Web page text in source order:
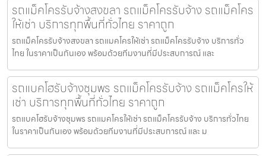
รถแม็คโครรับจ้างสงขลา รถแม็คโครรับจ้าง รถแม็คโคร
ให้เช่า บริการทุกพื้นที่ทั่วไทย ราคาถูก
รถแม็คโครรับจ้างสงขลา รถแมคโครให้เช่า รถแม็คโครรับจ้าง บริการทั่ว
ไทย ในราคาเป็นกันเอง พร้อมด้วยทีมงานที่มีประสบการณ์ และ
รถแบคโฮรับจ้างชุมพร รถแม็คโครรับจ้าง รถแม็คโครให้
เช่า บริการทุกพื้นที่ทั่วไทย ราคาถูก
รถแบคโฮรับจ้างชุมพร รถแมคโครให้เช่า รถแม็คโครรับจ้าง บริการทั่วไทย
ในราคาเป็นกันเอง พร้อมด้วยทีมงานที่มีประสบการณ์ และ ม